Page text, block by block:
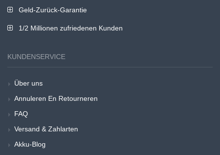
Geld-Zurück-Garantie
1/2 Millionen zufriedenen Kunden
KUNDENSERVICE
Über uns
Annuleren En Retourneren
FAQ
Versand & Zahlarten
Akku-Blog